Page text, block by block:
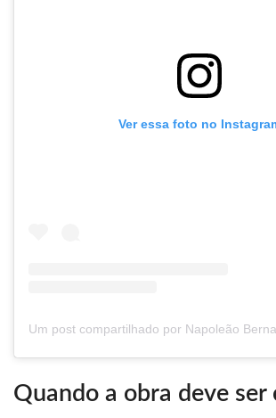
Ver essa foto no
Quando a obra deve ser